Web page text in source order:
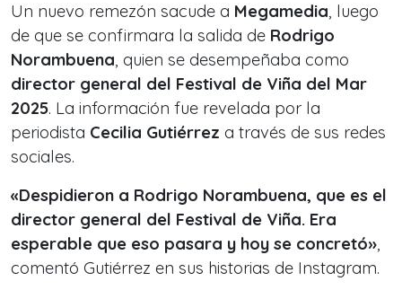
Un nuevo remezón sacude a Megamedia, luego
de que se confirmara la salida de Rodrigo
Norambuena, quien se desempeñaba como
director general del Festival de Viña del Mar
2025. La información fue revelada por la
periodista Cecilia Gutiérrez a través de sus redes
sociales.
«Despidieron a Rodrigo Norambuena, que es el
director general del Festival de Viña. Era
esperable que eso pasara y hoy se concretó»,
comentó Gutiérrez en sus historias de Instagram.